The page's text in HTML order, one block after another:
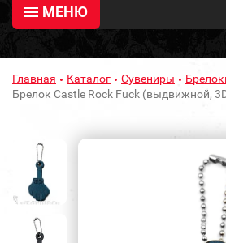
МЕНЮ
Главная Каталог Сувениры
Брелок Castle Rock Fuck (выдвижной,